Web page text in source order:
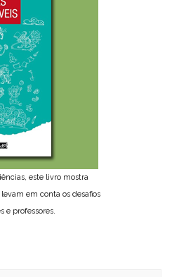
este livro mostra
em conta os desafios
e professores.